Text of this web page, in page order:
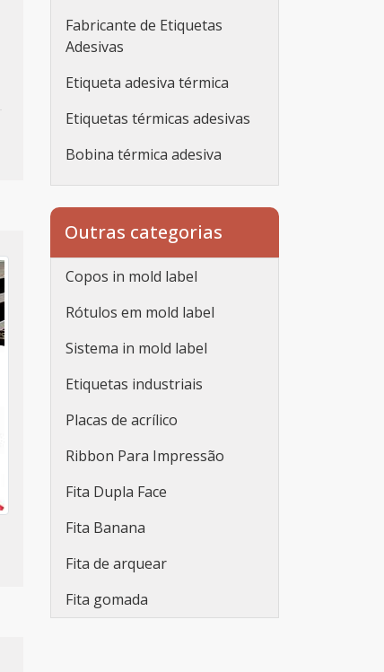
Fabricante de Etiquetas
Adesivas
Etiqueta adesiva térmica
Etiquetas térmicas adesivas
Bobina térmica adesiva
Etiqueta adesiva
personalizada
Etiqueta adesiva
personalizada rolo
Adesivos personalizados
adesivas promocionais
Etiqueta adesiva redonda
personalizado
Etiqueta adesiva branca
Etiqueta adesiva branca a4
Lacre de segurança adesivo
Outras categorias
Copos in mold label
Rótulos em mold label
Sistema in mold label
Etiquetas industriais
Placas de acrílico
Ribbon Para Impressão
Fita Dupla Face
Fita Banana
Fita de arquear
Fita gomada